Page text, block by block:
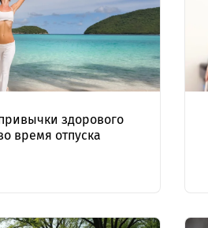
здорового
время отпуска